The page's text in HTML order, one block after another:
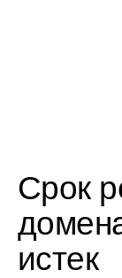
Срок
истек